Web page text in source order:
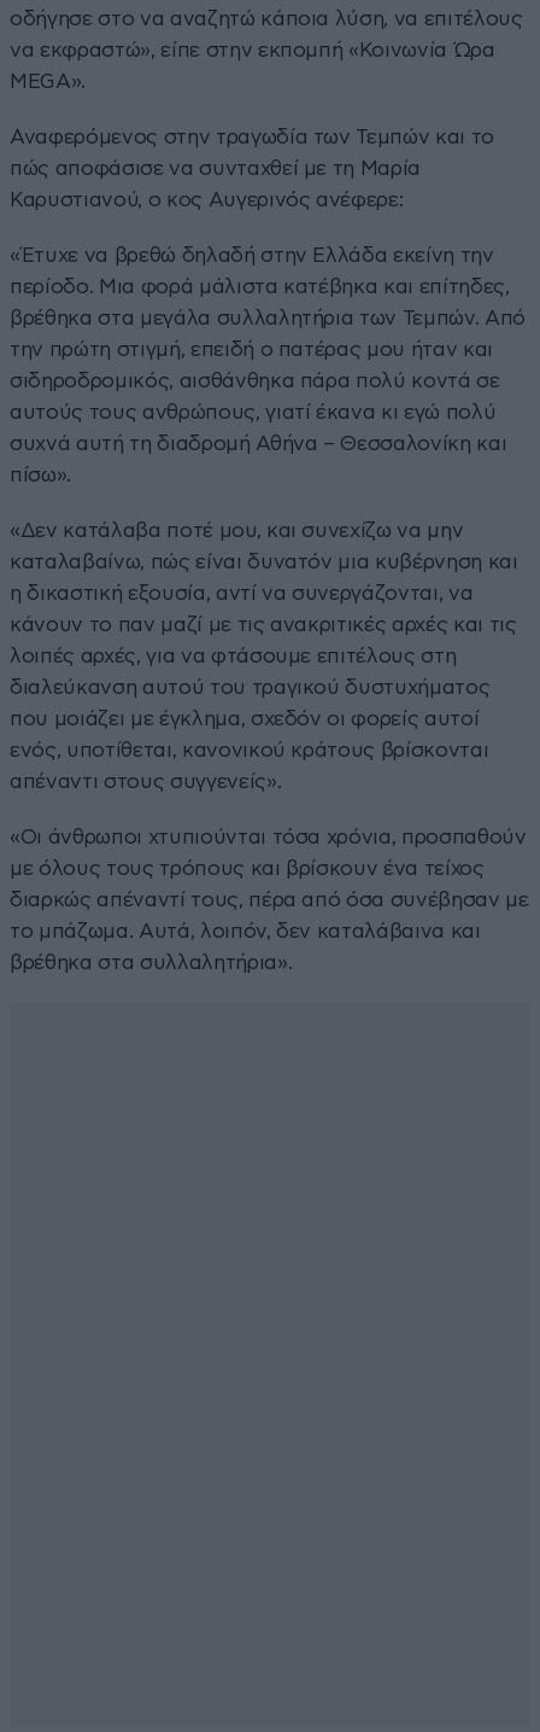
οδήγησε στο να αναζητώ κάποια λύση, να επιτέλους
να εκφραστώ», είπε στην εκπομπή «Κοινωνία Ώρα
MEGA».
Αναφερόμενος στην τραγωδία των Τεμπών και το
πώς αποφάσισε να συνταχθεί με τη Μαρία
Καρυστιανού, ο κος Αυγερινός ανέφερε:
«Έτυχε να βρεθώ δηλαδή στην Ελλάδα εκείνη την
περίοδο. Μια φορά μάλιστα κατέβηκα και επίτηδες,
βρέθηκα στα μεγάλα συλλαλητήρια των Τεμπών. Από
την πρώτη στιγμή, επειδή ο πατέρας μου ήταν και
σιδηροδρομικός, αισθάνθηκα πάρα πολύ κοντά σε
αυτούς τους ανθρώπους, γιατί έκανα κι εγώ πολύ
συχνά αυτή τη διαδρομή Αθήνα – Θεσσαλονίκη και
πίσω».
«Δεν κατάλαβα ποτέ μου, και συνεχίζω να μην
καταλαβαίνω, πώς είναι δυνατόν μια κυβέρνηση και
η δικαστική εξουσία, αντί να συνεργάζονται, να
κάνουν το παν μαζί με τις ανακριτικές αρχές και τις
λοιπές αρχές, για να φτάσουμε επιτέλους στη
διαλεύκανση αυτού του τραγικού δυστυχήματος
που μοιάζει με έγκλημα, σχεδόν οι φορείς αυτοί
ενός, υποτίθεται, κανονικού κράτους βρίσκονται
απέναντι στους συγγενείς».
«Οι άνθρωποι χτυπιούνται τόσα χρόνια, προσπαθούν
με όλους τους τρόπους και βρίσκουν ένα τείχος
διαρκώς απέναντί τους, πέρα από όσα συνέβησαν με
το μπάζωμα. Αυτά, λοιπόν, δεν καταλάβαινα και
βρέθηκα στα συλλαλητήρια».